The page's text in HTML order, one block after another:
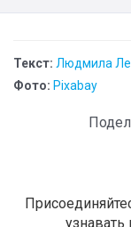
Текст: Людмила
Фото: Pixabay